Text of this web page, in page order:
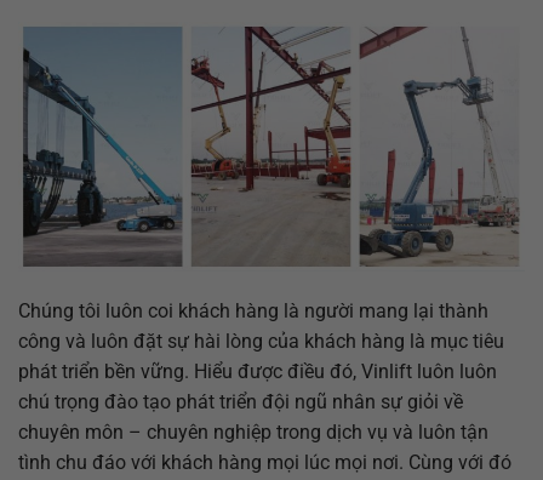
Chúng tôi luôn coi khách hàng là người mang lại thành
công và luôn đặt sự hài lòng của khách hàng là mục tiêu
phát triển bền vững. Hiểu được điều đó, Vinlift luôn luôn
chú trọng đào tạo phát triển đội ngũ nhân sự giỏi về
chuyên môn – chuyên nghiệp trong dịch vụ và luôn tận
tình chu đáo với khách hàng mọi lúc mọi nơi. Cùng với đó